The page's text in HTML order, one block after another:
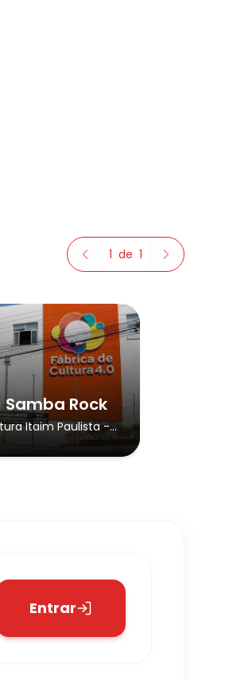
1 de 1
Rock
Itaim Paulista-
Entrar